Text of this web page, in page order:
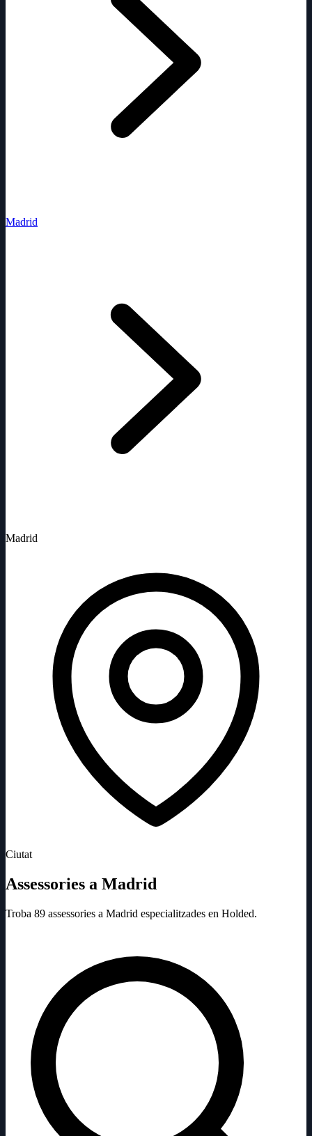
Madrid
Madrid
Ciutat
Assessories a Madrid
Troba 89 assessories a Madrid especialitzades en Holded.